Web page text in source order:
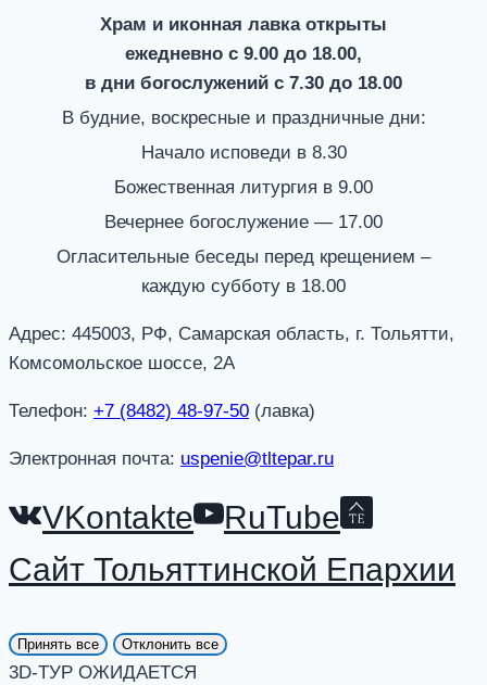
Храм и иконная лавка открыты
ежедневно с 9.00 до 18.00,
в дни богослужений с 7.30 до 18.00
В будние, воскресные и праздничные дни:
Начало исповеди в 8.30
Божественная литургия в 9.00
Вечернее богослужение — 17.00
Огласительные беседы перед крещением –
каждую субботу в 18.00
Адрес: 445003, РФ, Самарская область, г. Тольятти,
Комсомольское шоссе, 2А
Телефон: +7 (8482) 48-97-50 (лавка)
Электронная почта: uspenie@tltepar.ru
VKontakte
RuTube
Сайт Тольяттинской Епархии
Принять все Отклонить все
3D-ТУР ОЖИДАЕТСЯ